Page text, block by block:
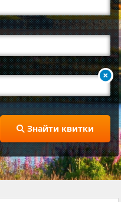
Знайти квитки